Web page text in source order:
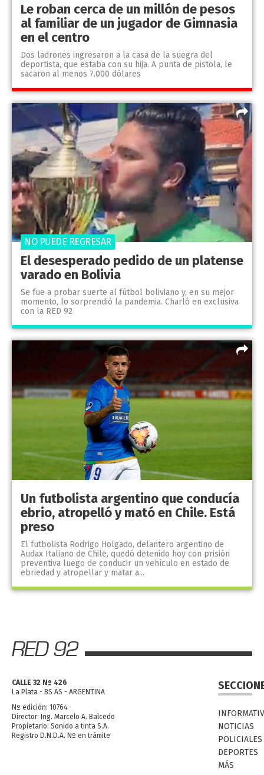
Le roban cerca de un millón de pesos
al familiar de un jugador de Gimnasia
en el centro
Dos ladrones ingresaron a la casa de la suegra del
deportista, que estaba con su hija. A punta de pistola, le
sacaron al menos 7.000 dólares
El desesperado pedido de un platense
varado en Bolivia
Se fue a probar suerte al fútbol boliviano y, en su mejor
momento, lo sorprendió la pandemia. Charló en exclusiva
con la RED 92
NO PUEDE REGRESAR
Un futbolista argentino que conducía
ebrio, atropelló y mató en Chile. Está
preso
El futbolista Rodrigo Holgado, delantero argentino de
Audax Italiano de Chile, quedó detenido hoy con prisión
preventiva luego de conducir un vehículo en estado de
ebriedad y atropellar y matar a...
CALLE 32 Nº 426
La Plata - BS AS - ARGENTINA
Nº edición: 10764
Director: Ing. Marcelo A. Balcedo
Propietario: Sonido a tinta S.A.
Registro D.N.D.A. Nº en trámite
NOTICIAS
POLICIALES
DEPORTES
MÁS